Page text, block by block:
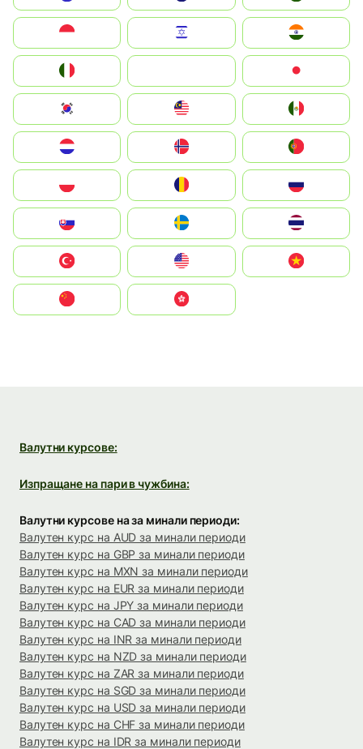
South Korea
United States
中國香港特別行政區
Валутни курсове:
Изпращане на пари в чужбина:
Валутни курсове на за минали периоди:
Валутен курс на AUD за минали периоди
Валутен курс на GBP за минали периоди
Валутен курс на MXN за минали периоди
Валутен курс на EUR за минали периоди
Валутен курс на JPY за минали периоди
Валутен курс на CAD за минали периоди
Валутен курс на INR за минали периоди
Валутен курс на NZD за минали периоди
Валутен курс на ZAR за минали периоди
Валутен курс на SGD за минали периоди
Валутен курс на USD за минали периоди
Валутен курс на CHF за минали периоди
Валутен курс на IDR за минали периоди